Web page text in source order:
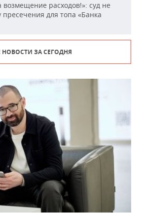
возмещение расходов!»: суд не
пресечения для топа «Банка
НОВОСТИ ЗА СЕГОДНЯ